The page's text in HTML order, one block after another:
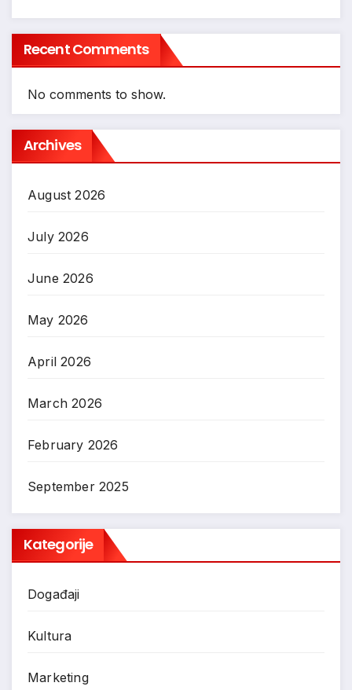
Recent Comments
No comments to show.
Archives
August 2026
July 2026
June 2026
May 2026
April 2026
March 2026
February 2026
September 2025
Kategorije
Događaji
Kultura
Marketing